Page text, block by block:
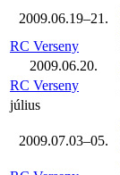
2009.06.19–21.
RC Verseny
2009.06.20.
RC Verseny
július
2009.07.03–05.